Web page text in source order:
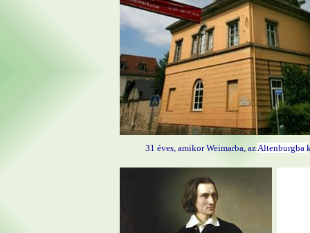
31 éves, amikor Weimarba, azAltenburgba